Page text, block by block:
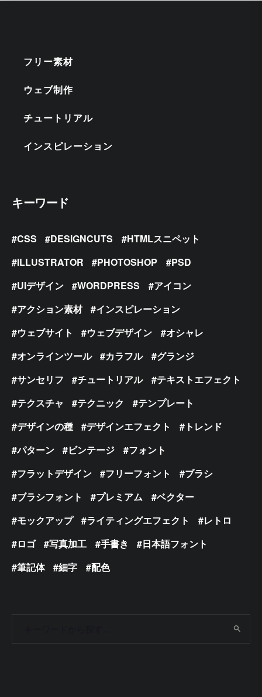
フリー素材
ウェブ制作
チュートリアル
インスピレーション
キーワード
CSS DESIGNCUTS
HTMLスニペット
ILLUSTRATOR
PHOTOSHOP
PSD
UIデザイン
WORDPRESS
アイコン
アクション素材
インスピレーション
ウェブサイト
ウェブデザイン
オシャレ
オンラインツール
カラフル
グランジ
サンセリフ
チュートリアル
テキストエフェクト
テクスチャ
テクニック
テンプレート
デザインの種
デザインエフェクト
トレンド
パターン
ビンテージ
フォント
フラットデザイン
フリーフォント
ブラシ
ブラシフォント
プレミアム
ベクター
モックアップ
ライティングエフェクト
レトロ
ロゴ
写真加工 手書き
日本語フォント
筆記体
細字 配色